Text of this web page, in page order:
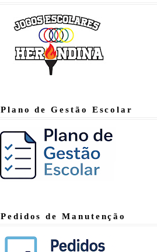
Plano de Gestão Escolar
Pedidos de Manutenção